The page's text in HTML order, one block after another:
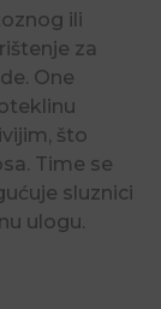
ili
za
One
što
Time se
sluznici
ulogu.